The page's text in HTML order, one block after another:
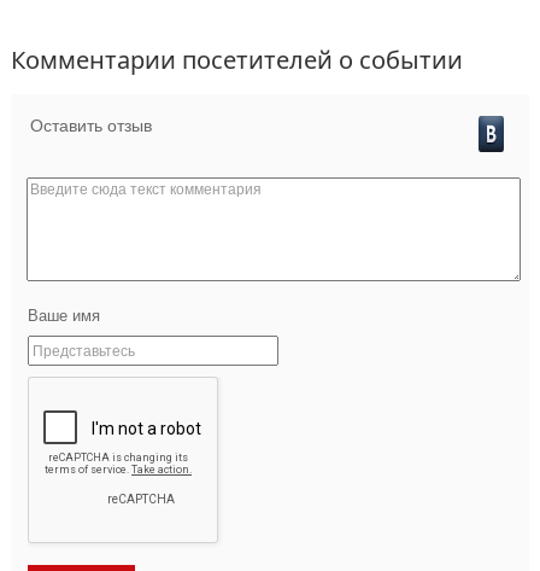
Комментарии посетителей о событии
Оставить отзыв
Ваше имя